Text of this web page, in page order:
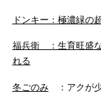
ドンキー：極濃緑の
福兵衛 ：生育旺盛
れる
冬ごのみ：アクが少